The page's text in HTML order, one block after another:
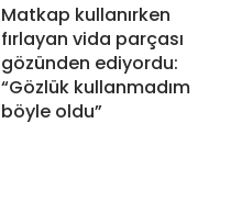
Matkap kullanırken
fırlayan vida parçası
gözünden ediyordu:
“Gözlük kullanmadım
böyle oldu”